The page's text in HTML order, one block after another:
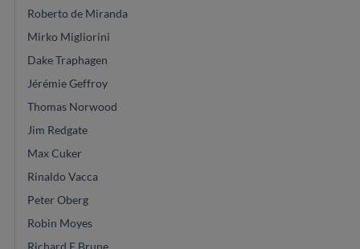
Roberto de Miranda
Mirko Migliorini
Dake Traphagen
Jérémie Geffroy
Thomas Norwood
Jim Redgate
Max Cuker
Rinaldo Vacca
Peter Oberg
Robin Moyes